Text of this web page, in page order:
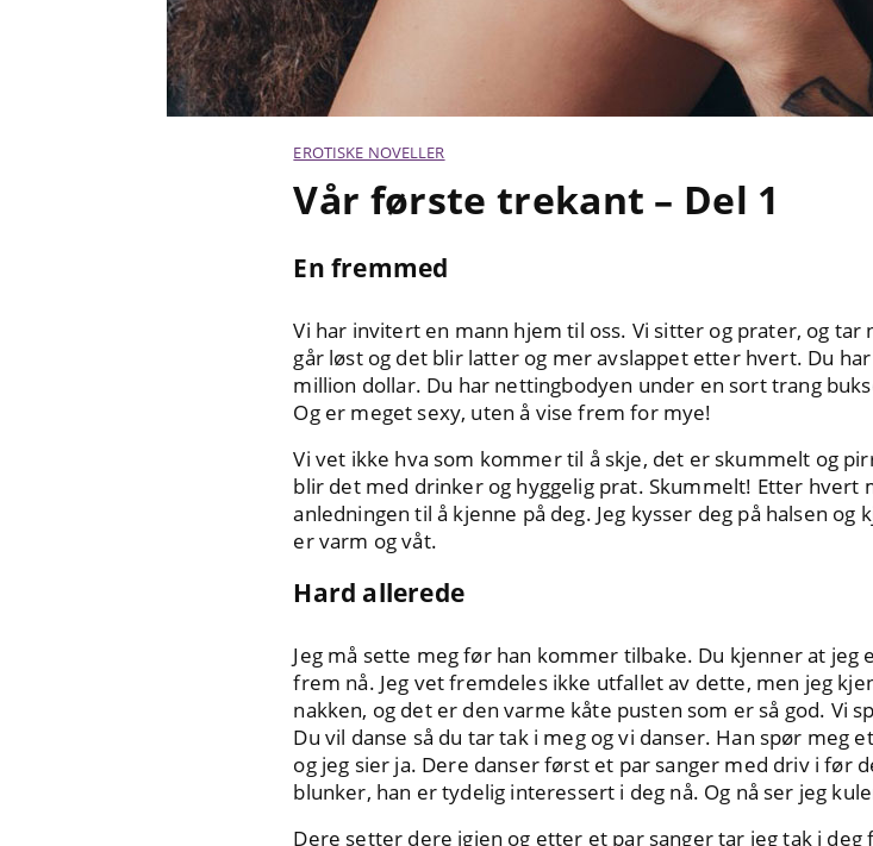
EROTISKE NOVELLER
Vår første trekant – Del 1
En fremmed
Vi har invitert en mann hjem til oss. Vi sitter og prater, og
går løst og det blir latter og mer avslappet etter hvert. Du
million dollar. Du har nettingbodyen under en sort trang
Og er meget sexy, uten å vise frem for mye!
Vi vet ikke hva som kommer til å skje, det er skummelt og
blir det med drinker og hyggelig prat. Skummelt! Etter hvert
anledningen til å kjenne på deg. Jeg kysser deg på halsen
er varm og våt.
Hard allerede
Jeg må sette meg før han kommer tilbake. Du kjenner at jeg
frem nå. Jeg vet fremdeles ikke utfallet av dette, men jeg
nakken, og det er den varme kåte pusten som er så god. Vi
Du vil danse så du tar tak i meg og vi danser. Han spør meg
og jeg sier ja. Dere danser først et par sanger med driv i før
blunker, han er tydelig interessert i deg nå. Og nå ser jeg
Dere setter dere igjen og etter et par sanger tar jeg tak i